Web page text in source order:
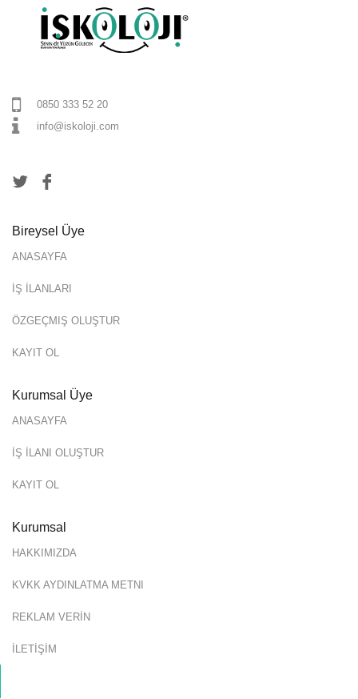
0850 333 52 20
info@iskoloji.com
Bireysel Üye
ANASAYFA
İŞ İLANLARI
ÖZGEÇMIŞ OLUŞTUR
KAYIT OL
Kurumsal Üye
ANASAYFA
İŞ İLANI OLUŞTUR
KAYIT OL
Kurumsal
HAKKIMIZDA
KVKK AYDINLATMA METNI
REKLAM VERİN
İLETİŞİM